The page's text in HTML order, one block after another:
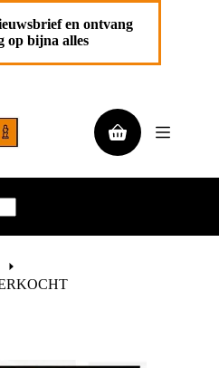
en ontvang
op bijna alles
Winkelwagen